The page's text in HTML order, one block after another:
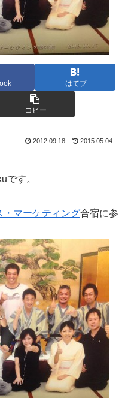
はてブ
コピー
2012.09.18 2015.05.04
です。
・マーケティング合宿に参